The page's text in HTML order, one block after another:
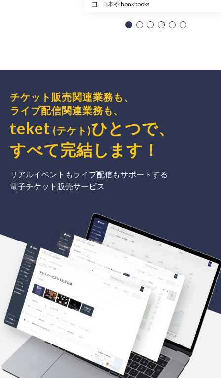
コ本や honkbooks
チケット販売関連業務も、
ライブ配信関連業務も、
teket (テケト)ひとつで、
すべて完結 します ！
リアルイベントもライブ配信もサポートする
電子チケット販売サービス